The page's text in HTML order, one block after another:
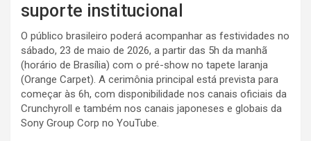
suporte institucional
O público brasileiro poderá acompanhar as festividades no
sábado, 23 de maio de 2026, a partir das 5h da manhã
(horário de Brasília) com o pré-show no tapete laranja
(Orange Carpet). A cerimônia principal está prevista para
começar às 6h, com disponibilidade nos canais oficiais da
Crunchyroll e também nos canais japoneses e globais da
Sony Group Corp no YouTube.